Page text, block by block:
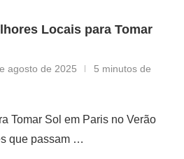
Locais para Tomar
agosto de 2025
5 minutos de
Tomar Sol em Paris no Verão
que passam …